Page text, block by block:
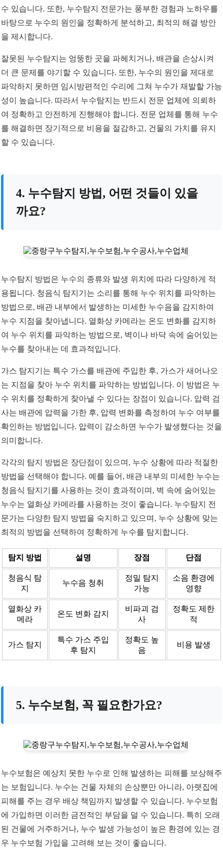
수 있습니다. 또한, 누수탐지 전문가는 풍부한 경험과 노하우를
바탕으로 누수의 원인을 정확하게 분석하고, 최적의 해결 방안
을 제시합니다.
잘못된 누수탐지는 엉뚱한 곳을 파헤치거나, 배관을 손상시켜
더 큰 문제를 야기할 수 있습니다. 또한, 누수의 원인을 제대로
파악하지 못하면 임시방편적인 수리에 그쳐 누수가 재발할 가능
성이 높습니다. 따라서 누수탐지는 반드시 전문 업체에 의뢰하
여 정확하고 안전하게 진행해야 합니다. 전문 업체를 통해 누수
를 해결하면 장기적으로 비용을 절감하고, 건물의 가치를 유지
할 수 있습니다.
4. 누수탐지 방법, 어떤 것들이 있을
까요?
누수탐지 방법은 누수의 종류와 발생 위치에 따라 다양하게 적
용됩니다. 청음식 탐지기는 소리를 통해 누수 위치를 파악하는
방법으로, 배관 내부에서 발생하는 미세한 누수음을 감지하여
누수 지점을 찾아냅니다. 열화상 카메라는 온도 변화를 감지하
여 누수 위치를 파악하는 방법으로, 벽이나 바닥 속에 숨어있는
누수를 찾아내는 데 효과적입니다.
가스 탐지기는 특수 가스를 배관에 주입한 후, 가스가 새어나오
는 지점을 찾아 누수 위치를 파악하는 방법입니다. 이 방법은 누
수 위치를 정확하게 찾아낼 수 있다는 장점이 있습니다. 압력 검
사는 배관에 압력을 가한 후, 압력 변화를 측정하여 누수 여부를
확인하는 방법입니다. 압력이 감소하면 누수가 발생했다는 것을
의미합니다.
각각의 탐지 방법은 장단점이 있으며, 누수 상황에 따라 적절한
방법을 선택해야 합니다. 예를 들어, 배관 내부의 미세한 누수는
청음식 탐지기를 사용하는 것이 효과적이며, 벽 속에 숨어있는
누수는 열화상 카메라를 사용하는 것이 좋습니다. 누수탐지 전
문가는 다양한 탐지 방법을 숙지하고 있으며, 누수 상황에 맞는
최적의 방법을 선택하여 정확하게 누수를 탐지합니다.
탐지 방법 설명 장점 단점
청음식 탐
지
누수음 청취
정밀 탐지
가능
소음 환경에
영향
열화상 카
메라
온도 변화 감지
비파괴 검
사
정확도 제한
적
가스 탐지
특수 가스 주입
후 탐지
정확도 높
음
비용 발생
5. 누수보험, 꼭 필요한가요?
누수보험은 예상치 못한 누수로 인해 발생하는 피해를 보상해주
는 보험입니다. 누수는 건물 자체의 손상뿐만 아니라, 아랫집에
피해를 주는 경우 배상 책임까지 발생할 수 있습니다. 누수보험
에 가입하면 이러한 금전적인 부담을 덜 수 있습니다. 특히 오래
된 건물에 거주하거나, 누수 발생 가능성이 높은 환경에 있는 경
우 누수보험 가입을 고려해 보는 것이 좋습니다.